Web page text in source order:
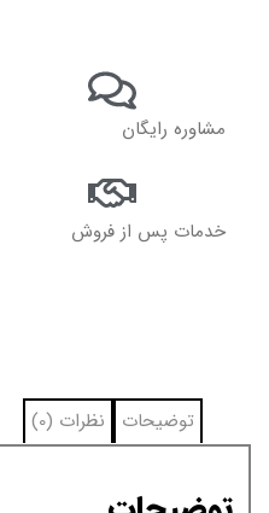
مشاوره رایگان
خدمات پس از فروش
توضیحات نظرات (0)